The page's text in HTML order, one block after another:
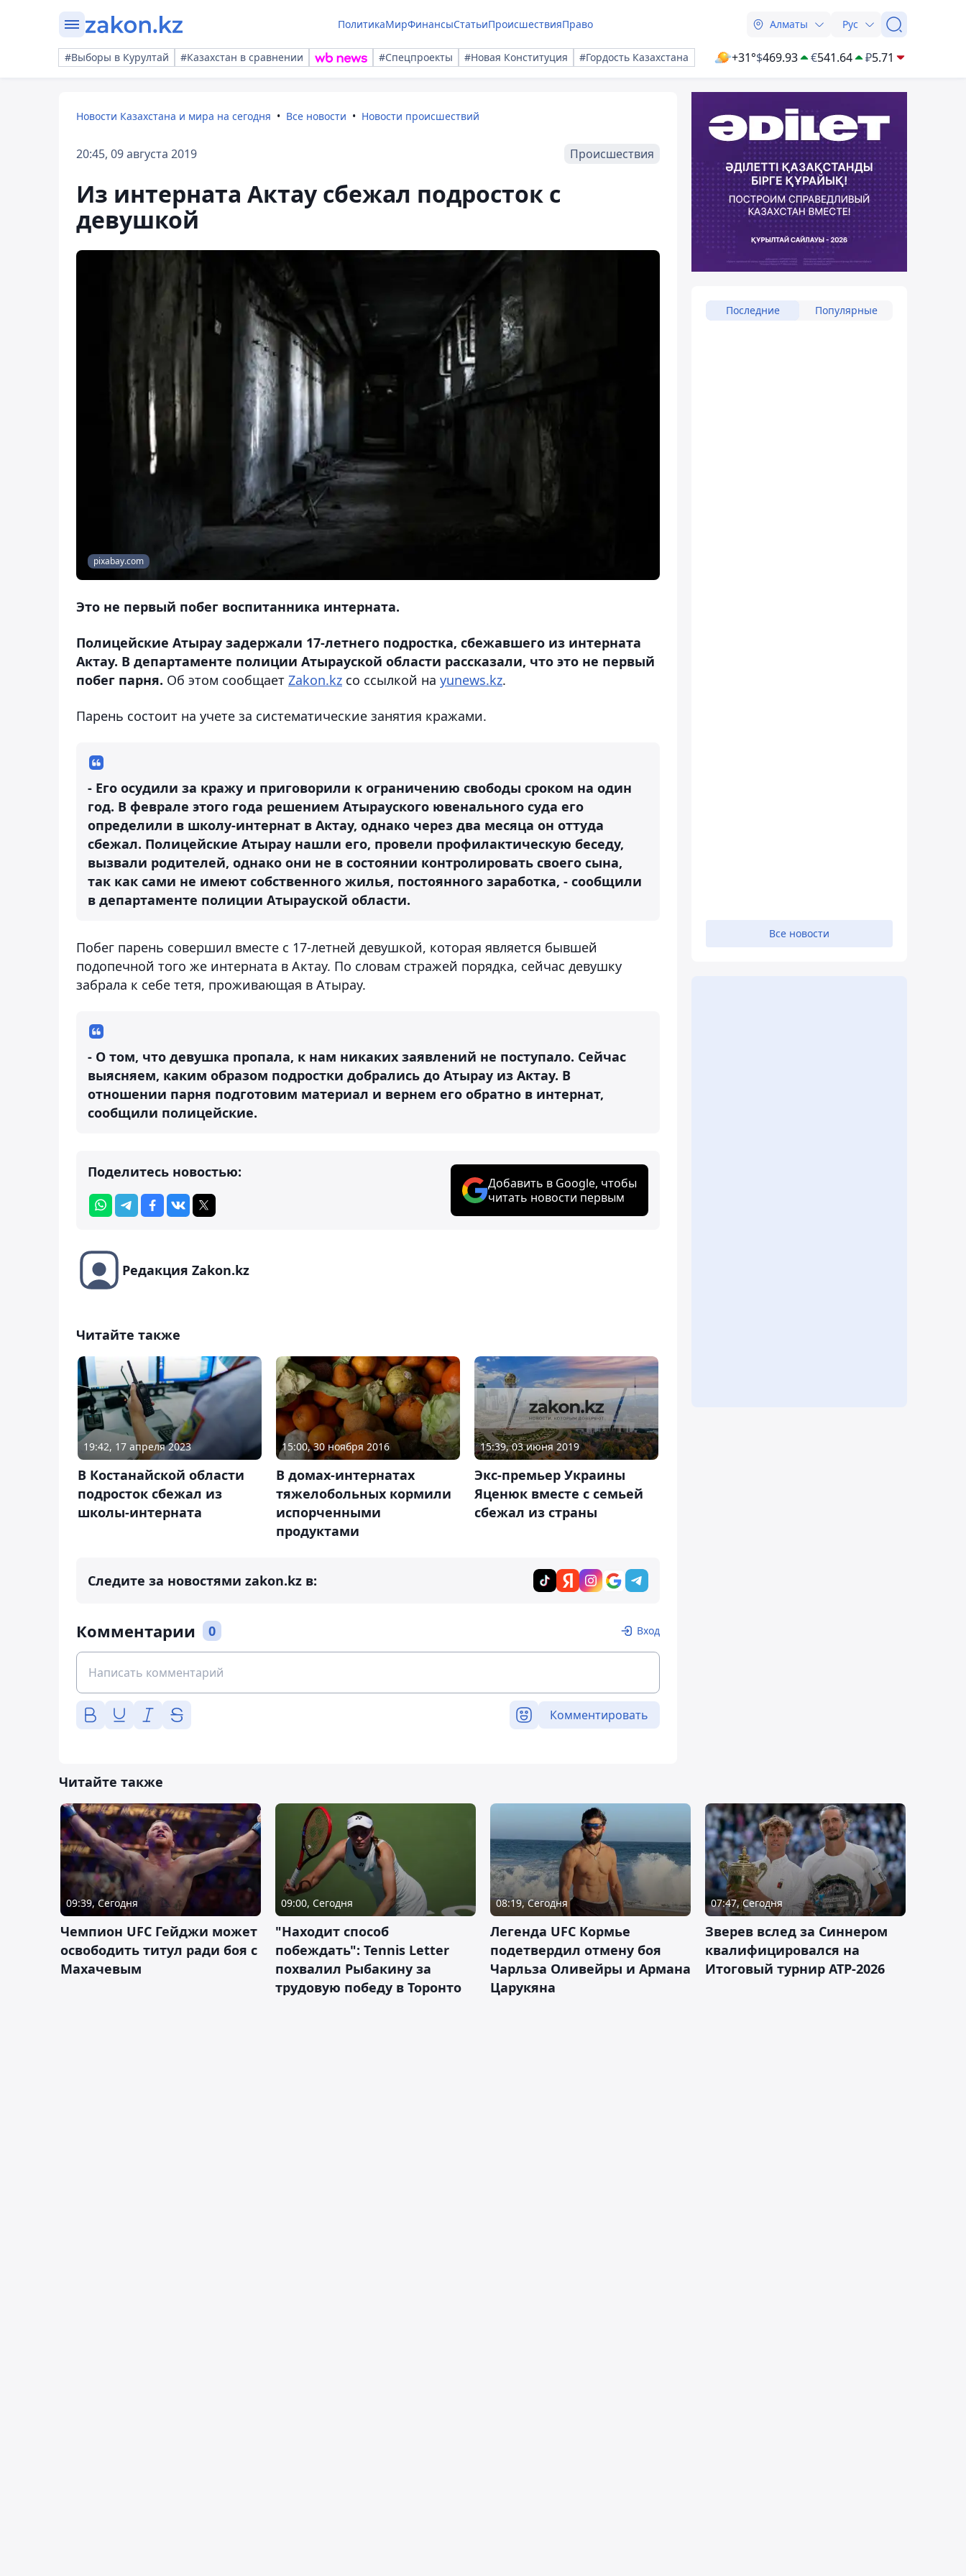
ПолитикаМирФинансыСтатьиПроисшествияПраво Алматы Рус
#Выборы в Курултай #Казахстан в сравнении #Спецпроекты #Новая Конституция #Гордость Казахстана +31°$469.93 €541.64 ₽5.71
Новости Казахстана и мира на сегодня Все новости Новости происшествий
20:45, 09 августа 2019 Происшествия
Из интерната Актау сбежал подросток с
девушкой
pixabay.com
Это не первый побег воспитанника интерната.
Полицейские Атырау задержали 17-летнего подростка, сбежавшего из интерната
Актау. В департаменте полиции Атырауской области рассказали, что это не первый
побег парня. Об этом сообщает Zakon.kz со ссылкой на yunews.kz.
Парень состоит на учете за систематические занятия кражами.
- Его осудили за кражу и приговорили к ограничению свободы сроком на один
год. В феврале этого года решением Атырауского ювенального суда его
определили в школу-интернат в Актау, однако через два месяца он оттуда
сбежал. Полицейские Атырау нашли его, провели профилактическую беседу,
вызвали родителей, однако они не в состоянии контролировать своего сына,
так как сами не имеют собственного жилья, постоянного заработка, - сообщили
в департаменте полиции Атырауской области.
Побег парень совершил вместе с 17-летней девушкой, которая является бывшей
подопечной того же интерната в Актау. По словам стражей порядка, сейчас девушку
забрала к себе тетя, проживающая в Атырау.
- О том, что девушка пропала, к нам никаких заявлений не поступало. Сейчас
выясняем, каким образом подростки добрались до Атырау из Актау. В
отношении парня подготовим материал и вернем его обратно в интернат,
сообщили полицейские.
Поделитесь новостью:
Добавить в Google, чтобы
читать новости первым
Редакция Zakon.kz
Читайте также
19:42, 17 апреля 2023
В Костанайской области
подросток сбежал из
школы-интерната
15:00, 30 ноября 2016
В домах-интернатах
тяжелобольных кормили
испорченными
продуктами
15:39, 03 июня 2019
Экс-премьер Украины
Яценюк вместе с семьей
сбежал из страны
Следите за новостями zakon.kz в:
Комментарии 0 Вход
Комментировать
Последние Популярные
Все новости
Читайте также
09:39, Сегодня
Чемпион UFC Гейджи может
освободить титул ради боя с
Махачевым
09:00, Сегодня
"Находит способ
побеждать": Tennis Letter
похвалил Рыбакину за
трудовую победу в Торонто
08:19, Сегодня
Легенда UFC Кормье
подетвердил отмену боя
Чарльза Оливейры и Армана
Царукяна
07:47, Сегодня
Зверев вслед за Синнером
квалифицировался на
Итоговый турнир ATP-2026